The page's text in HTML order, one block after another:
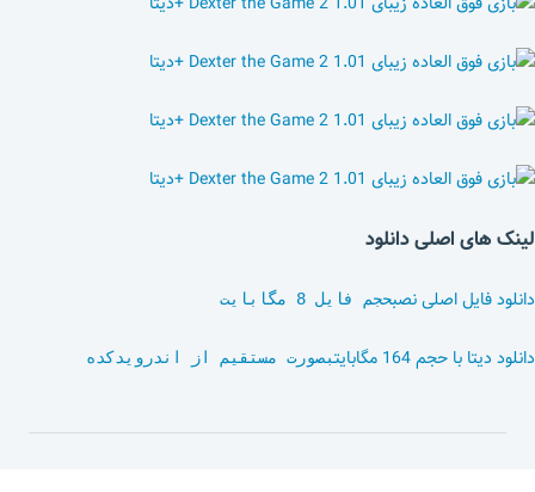
لینک های اصلی دانلود
دانلود فایل اصلی نصبحجم فایل 8 مگابایت
دانلود دیتا با حجم 164 مگابایت بصورت مستقیم از اندرویدکده